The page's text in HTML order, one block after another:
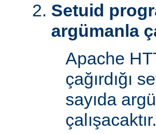
Setuid
argümanla
Apache
çağırdığı
sayıda